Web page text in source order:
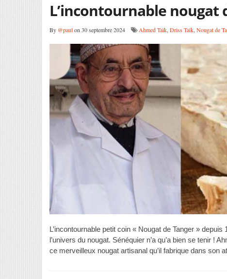
L’incontournable nougat
By @paulon 30 septembre 2024 Ahmed Taïk,Driss Taïk,Nougat de
L’incontournable petit coin « Nougat de Tanger »
l’univers du nougat. Sénéquier n’a qu’a bien se tenir !
ce merveilleux nougat artisanal qu’il fabrique dans son